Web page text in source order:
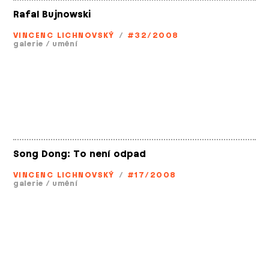
Rafal Bujnowski
VINCENC LICHNOVSKÝ / #32/2008
galerie / umění
Song Dong: To není odpad
VINCENC LICHNOVSKÝ / #17/2008
galerie / umění